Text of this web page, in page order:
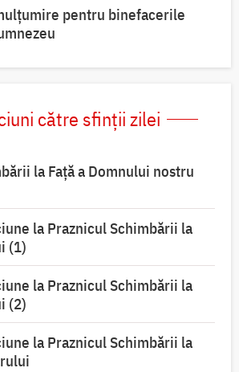
pentru binefacerile
către sfinții zilei
la Faţă a Domnului nostru
la Praznicul Schimbării la
(1)
la Praznicul Schimbării la
(2)
la Praznicul Schimbării la